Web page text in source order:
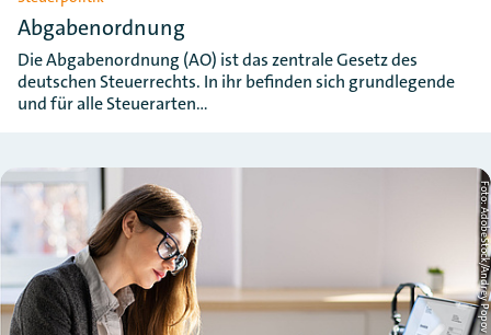
Abgabenordnung
Die Abgabenordnung (AO) ist das zentrale Gesetz des
deutschen Steuerrechts. In ihr befinden sich grundlegende
und für alle Steuerarten…
Foto: AdobeStock/Andrey Popov